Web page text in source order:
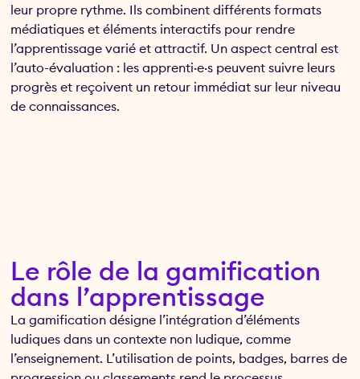
leur propre rythme. Ils combinent différents formats
médiatiques et éléments interactifs pour rendre
l’apprentissage varié et attractif. Un aspect central est
l’auto-évaluation : les apprenti·e·s peuvent suivre leurs
progrès et reçoivent un retour immédiat sur leur niveau
de connaissances.
Le rôle de la gamification
dans l’apprentissage
La gamification désigne l’intégration d’éléments
ludiques dans un contexte non ludique, comme
l’enseignement. L’utilisation de points, badges, barres de